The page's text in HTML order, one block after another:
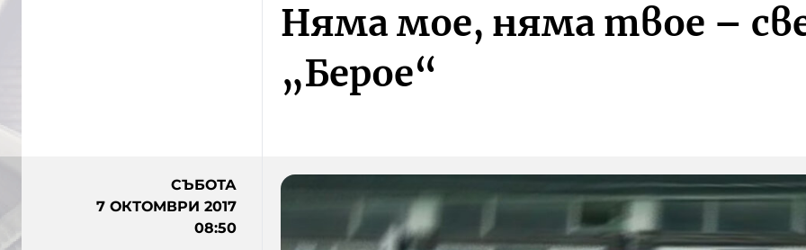
Няма мое, няма твое –
„Берое“
СЪБОТА
7 ОКТОМВРИ 2017
08:50